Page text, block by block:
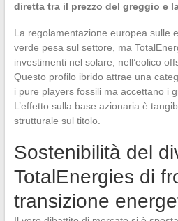
diretta tra il prezzo del greggio e
La regolamentazione europea sulle
verde pesa sul settore, ma
investimenti nel solare, nell’eolico
Questo profilo ibrido attrae una
i pure players fossili ma accettano i
L’effetto sulla base azionaria è
strutturale sul titolo.
Sostenibilità del
TotalEnergies di
transizione